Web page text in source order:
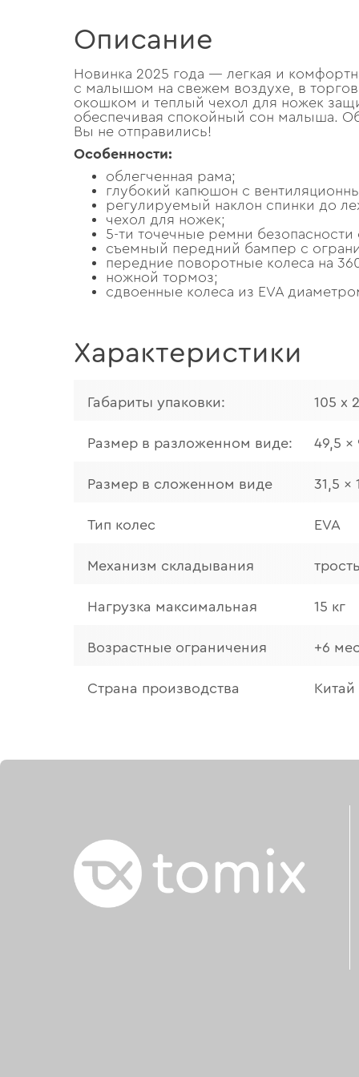
Описание
Новинка 2025 года — легкая и
с малышом на свежем воздухе, в
окошком и теплый чехол для ножек
обеспечивая спокойный сон малыша.
Вы не отправились!
Особенности:
облегченная рама;
глубокий капюшон с
регулируемый наклон спинки до
чехол для ножек;
5-ти точечные ремни
съемный передний бампер с
передние поворотные колеса на
ножной тормоз;
сдвоенные колеса из EVA
Характеристики
Габариты упаковки: 105 х
Размер в разложенном виде: 49,5 x
Размер в сложенном виде 31,5 x
Тип колес EVA
Механизм складывания
Нагрузка максимальная 15 кг
Возрастные ограничения +6
Страна производства Китай